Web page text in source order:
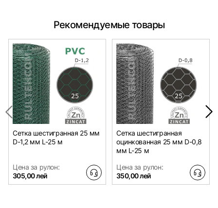
Рекомендуемые товары
Сетка шестигранная 25 мм
D-1,2 мм L-25 м
Цена за рулон:
305,00 лей
Сетка шестигранная
оцинкованная 25 мм D-0,8
мм L-25 м
Цена за рулон:
350,00 лей